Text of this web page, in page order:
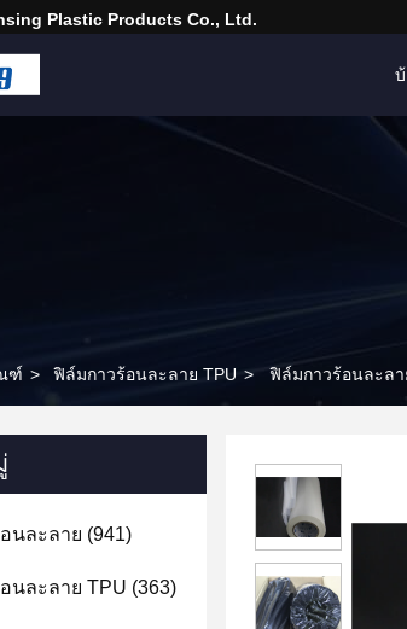
Plastic Products Co., Ltd.
ฑ์ > ฟิล์มกาวร้อนละลาย TPU > ฟิล์มกาวร้อนละลา
นละลาย (941)
นละลาย TPU (363)